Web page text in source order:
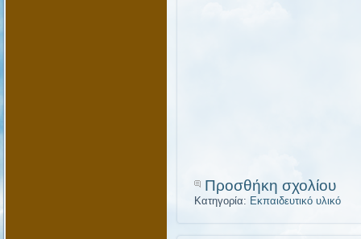
Προσθήκη σχολίου
Κατηγορία: Εκπαιδευτικό υλικό